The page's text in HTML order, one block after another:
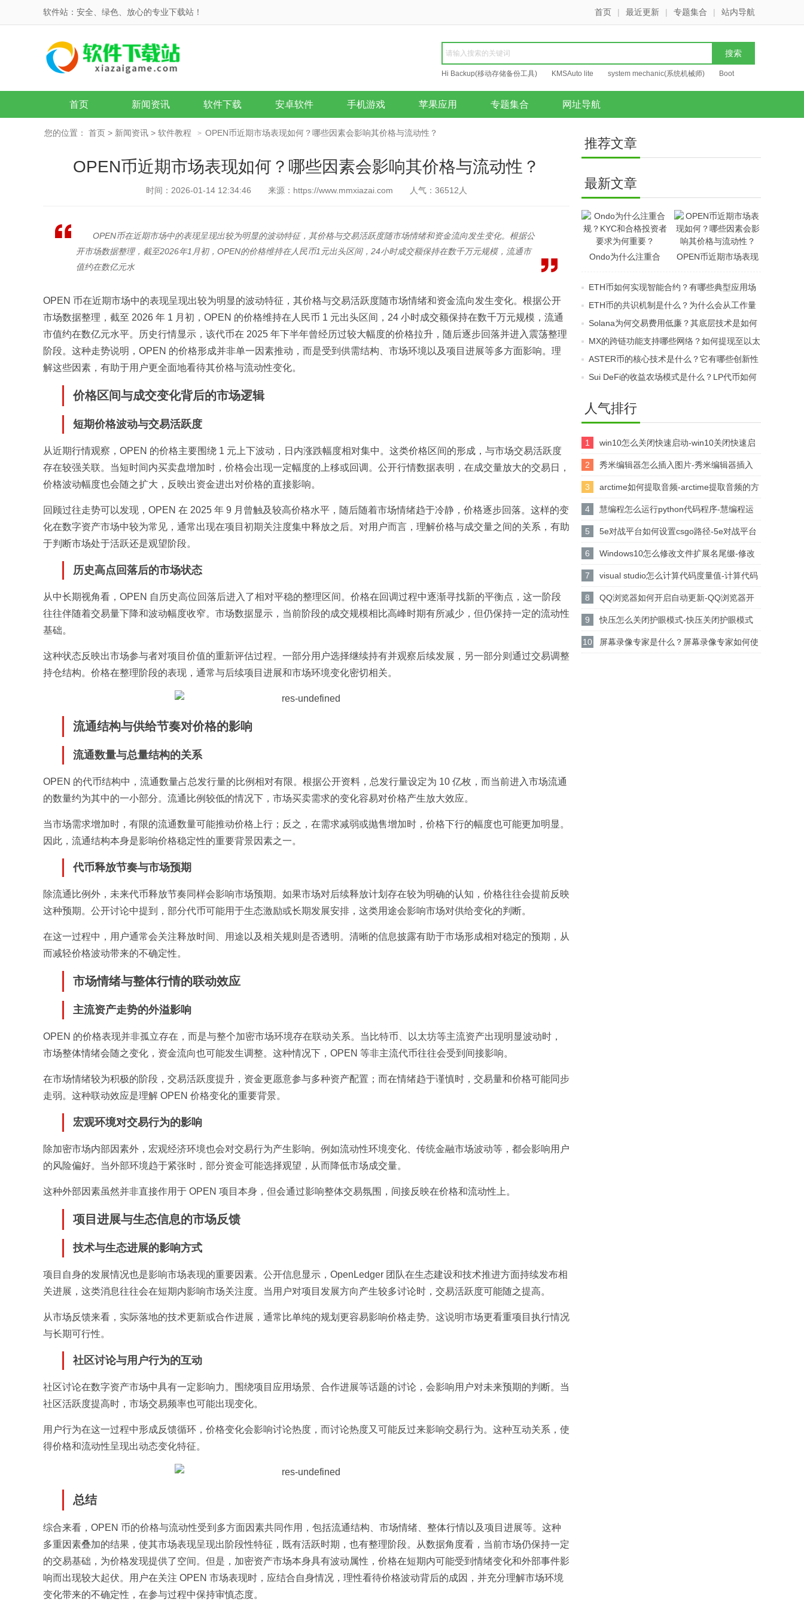
软件站：安全、绿色、放心的专业下载站！ 首页 | 最近更新 | 专题集合 | 站内导航
Hi Backup(移动存储备份工具) KMSAuto lite system mechanic(系统机械师) Boot
Repair
首页 新闻资讯 软件下载 安卓软件 手机游戏 苹果应用 专题集合 网址导航
您的位置： 首页 > 新闻资讯 > 软件教程 > OPEN币近期市场表现如何？哪些因素会影响其价格与流动性？
OPEN币近期市场表现如何？哪些因素会影响其价格与流动性？
时间：2026-01-14 12:34:46 来源：https://www.mmxiazai.com 人气： 36512 人
OPEN币在近期市场中的表现呈现出较为明显的波动特征，其价格与交易活跃度随市场情绪和资金流向发生变化。根据公
开市场数据整理，截至2026年1月初，OPEN的价格维持在人民币1元出头区间，24小时成交额保持在数千万元规模，流通市
值约在数亿元水
OPEN 币在近期市场中的表现呈现出较为明显的波动特征，其价格与交易活跃度随市场情绪和资金流向发生变化。根据公开
市场数据整理，截至 2026 年 1 月初，OPEN 的价格维持在人民币 1 元出头区间，24 小时成交额保持在数千万元规模，流通
市值约在数亿元水平。历史行情显示，该代币在 2025 年下半年曾经历过较大幅度的价格拉升，随后逐步回落并进入震荡整理
阶段。这种走势说明，OPEN 的价格形成并非单一因素推动，而是受到供需结构、市场环境以及项目进展等多方面影响。理
解这些因素，有助于用户更全面地看待其价格与流动性变化。
价格区间与成交变化背后的市场逻辑
短期价格波动与交易活跃度
从近期行情观察，OPEN 的价格主要围绕 1 元上下波动，日内涨跌幅度相对集中。这类价格区间的形成，与市场交易活跃度
存在较强关联。当短时间内买卖盘增加时，价格会出现一定幅度的上移或回调。公开行情数据表明，在成交量放大的交易日，
价格波动幅度也会随之扩大，反映出资金进出对价格的直接影响。
回顾过往走势可以发现，OPEN 在 2025 年 9 月曾触及较高价格水平，随后随着市场情绪趋于冷静，价格逐步回落。这样的变
化在数字资产市场中较为常见，通常出现在项目初期关注度集中释放之后。对用户而言，理解价格与成交量之间的关系，有助
于判断市场处于活跃还是观望阶段。
历史高点回落后的市场状态
从中长期视角看，OPEN 自历史高位回落后进入了相对平稳的整理区间。价格在回调过程中逐渐寻找新的平衡点，这一阶段
往往伴随着交易量下降和波动幅度收窄。市场数据显示，当前阶段的成交规模相比高峰时期有所减少，但仍保持一定的流动性
基础。
这种状态反映出市场参与者对项目价值的重新评估过程。一部分用户选择继续持有并观察后续发展，另一部分则通过交易调整
持仓结构。价格在整理阶段的表现，通常与后续项目进展和市场环境变化密切相关。
流通结构与供给节奏对价格的影响
流通数量与总量结构的关系
OPEN 的代币结构中，流通数量占总发行量的比例相对有限。根据公开资料，总发行量设定为 10 亿枚，而当前进入市场流通
的数量约为其中的一小部分。流通比例较低的情况下，市场买卖需求的变化容易对价格产生放大效应。
当市场需求增加时，有限的流通数量可能推动价格上行；反之，在需求减弱或抛售增加时，价格下行的幅度也可能更加明显。
因此，流通结构本身是影响价格稳定性的重要背景因素之一。
代币释放节奏与市场预期
除流通比例外，未来代币释放节奏同样会影响市场预期。如果市场对后续释放计划存在较为明确的认知，价格往往会提前反映
这种预期。公开讨论中提到，部分代币可能用于生态激励或长期发展安排，这类用途会影响市场对供给变化的判断。
在这一过程中，用户通常会关注释放时间、用途以及相关规则是否透明。清晰的信息披露有助于市场形成相对稳定的预期，从
而减轻价格波动带来的不确定性。
市场情绪与整体行情的联动效应
主流资产走势的外溢影响
OPEN 的价格表现并非孤立存在，而是与整个加密市场环境存在联动关系。当比特币、以太坊等主流资产出现明显波动时，
市场整体情绪会随之变化，资金流向也可能发生调整。这种情况下，OPEN 等非主流代币往往会受到间接影响。
在市场情绪较为积极的阶段，交易活跃度提升，资金更愿意参与多种资产配置；而在情绪趋于谨慎时，交易量和价格可能同步
走弱。这种联动效应是理解 OPEN 价格变化的重要背景。
宏观环境对交易行为的影响
除加密市场内部因素外，宏观经济环境也会对交易行为产生影响。例如流动性环境变化、传统金融市场波动等，都会影响用户
的风险偏好。当外部环境趋于紧张时，部分资金可能选择观望，从而降低市场成交量。
这种外部因素虽然并非直接作用于 OPEN 项目本身，但会通过影响整体交易氛围，间接反映在价格和流动性上。
项目进展与生态信息的市场反馈
技术与生态进展的影响方式
项目自身的发展情况也是影响市场表现的重要因素。公开信息显示，OpenLedger 团队在生态建设和技术推进方面持续发布相
关进展，这类消息往往会在短期内影响市场关注度。当用户对项目发展方向产生较多讨论时，交易活跃度可能随之提高。
从市场反馈来看，实际落地的技术更新或合作进展，通常比单纯的规划更容易影响价格走势。这说明市场更看重项目执行情况
与长期可行性。
社区讨论与用户行为的互动
社区讨论在数字资产市场中具有一定影响力。围绕项目应用场景、合作进展等话题的讨论，会影响用户对未来预期的判断。当
社区活跃度提高时，市场交易频率也可能出现变化。
用户行为在这一过程中形成反馈循环，价格变化会影响讨论热度，而讨论热度又可能反过来影响交易行为。这种互动关系，使
得价格和流动性呈现出动态变化特征。
总结
综合来看，OPEN 币的价格与流动性受到多方面因素共同作用，包括流通结构、市场情绪、整体行情以及项目进展等。这种
多重因素叠加的结果，使其市场表现呈现出阶段性特征，既有活跃时期，也有整理阶段。从数据角度看，当前市场仍保持一定
的交易基础，为价格发现提供了空间。但是，加密资产市场本身具有波动属性，价格在短期内可能受到情绪变化和外部事件影
响而出现较大起伏。用户在关注 OPEN 市场表现时，应结合自身情况，理性看待价格波动背后的成因，并充分理解市场环境
变化带来的不确定性，在参与过程中保持审慎态度。
推荐文章
最新文章
Ondo为什么注重合
要求为何重要？
OPEN币近期市场表现
其价格与流动性？
ETH币如何实现智能合约？有哪些典型应用场
景示例？
ETH币的共识机制是什么？为什么会从工作量
证明转向权益证明？
Solana为何交易费用低廉？其底层技术是如何
实现成本控制的？
MX的跨链功能支持哪些网络？如何提现至以太
坊钱包？
ASTER币的核心技术是什么？它有哪些创新性
的特点？
Sui DeFi的收益农场模式是什么？LP代币如何
人气排行
1 win10怎么关闭快速启动-win10关闭快速启
动的方法
2 秀米编辑器怎么插入图片-秀米编辑器插入
图片的方法
3 arctime如何提取音频-arctime提取音频的方
法介绍
4 慧编程怎么运行python代码程序-慧编程运
行python代码程序的方法
5 5e对战平台如何设置csgo路径-5e对战平台
设置csgo路径的方法
6 Windows10怎么修改文件扩展名尾缀-修改
文件扩展名尾缀方法
7 visual studio怎么计算代码度量值-计算代码
度量值方法
8 QQ浏览器如何开启自动更新-QQ浏览器开
启自动更新的方法
9 快压怎么关闭护眼模式-快压关闭护眼模式
的方法介绍
10 屏幕录像专家是什么？屏幕录像专家如何使